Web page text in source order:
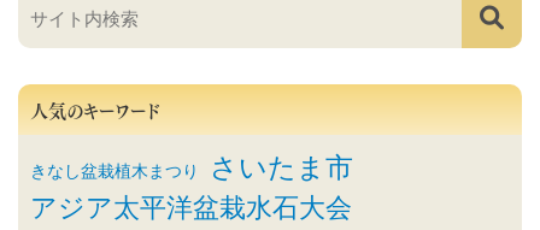
人気のキーワード
きなし盆栽植木まつり さいたま市
アジア太平洋盆栽水石大会